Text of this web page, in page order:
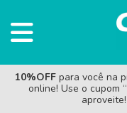
10%OFF para você na
online! Use o cupom “
aproveite!